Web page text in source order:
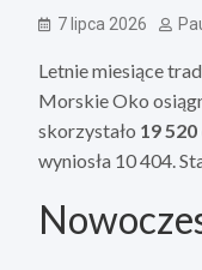
7 lipca 2026
Letnie miesiące
Morskie Oko
skorzystało 19
wyniosła 10 404.